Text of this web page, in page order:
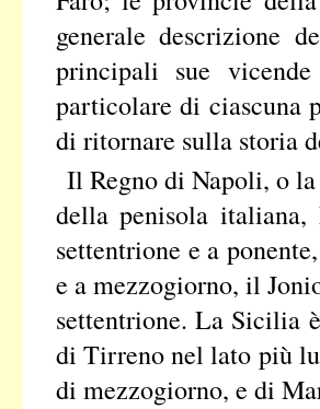
generale descrizione
principali sue
particolare di ciascuna
di ritornare sulla storia
Il Regno di Napoli, o
della penisola
settentrione e a
e a mezzogiorno, il
settentrione. La Sicilia
di Tirreno nel lato più
di mezzogiorno, e di